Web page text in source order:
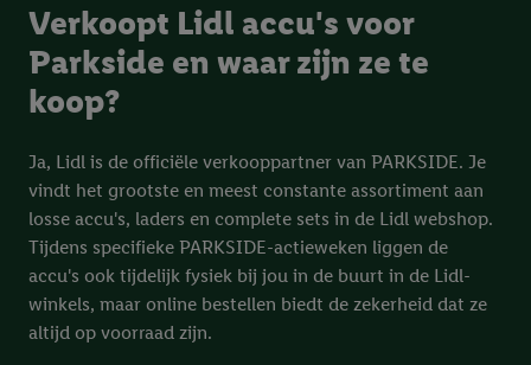
Verkoopt Lidl accu's voor
Parkside en waar zijn ze te
koop?
Ja, Lidl is de officiële verkooppartner van PARKSIDE. Je
vindt het grootste en meest constante assortiment aan
losse accu's, laders en complete sets in de Lidl webshop.
Tijdens specifieke PARKSIDE-actieweken liggen de
accu's ook tijdelijk fysiek bij jou in de buurt in de Lidl-
winkels, maar online bestellen biedt de zekerheid dat ze
altijd op voorraad zijn.